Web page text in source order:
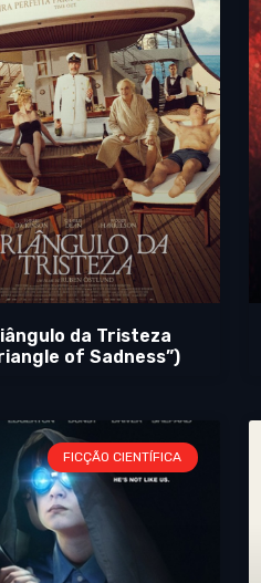
da Tristeza
of Sadness”)
FICÇÃO CIENTÍFICA